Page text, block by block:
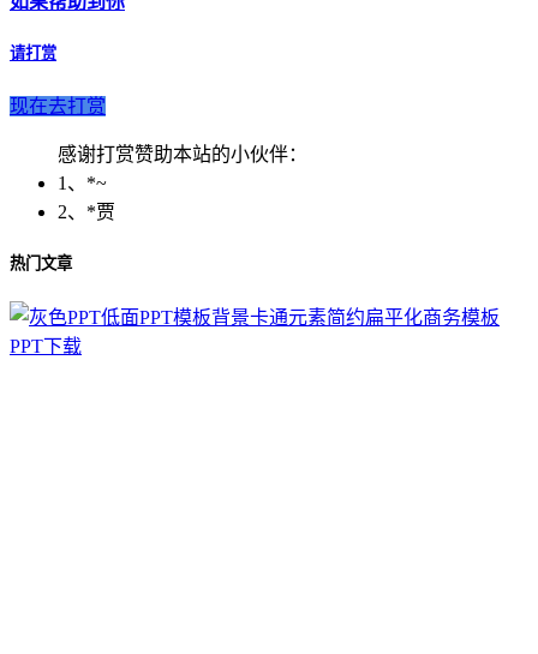
请打赏
现在去打赏
感谢打赏赞助本站的小伙伴：
1、*~
2、*贾
热门文章